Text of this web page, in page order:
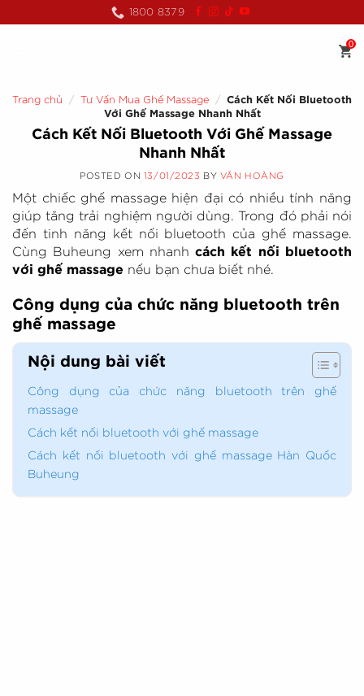
to
1800 8379
0
Trang chủ / Tư Vấn Mua Ghế Massage /
Cách Kết Nối Bluetooth
Với Ghế Massage Nhanh Nhất
Cách Kết Nối Bluetooth Với Ghế Massage
Nhanh Nhất
POSTED ON 13/01/2023 BY VĂN HOÀNG
Một chiếc ghế massage hiện đại có nhiều tính năng
giúp tăng trải nghiệm người dùng. Trong đó phải nói
đến tinh năng kết nối bluetooth của ghế massage.
Cùng Buheung xem nhanhcách kết nối bluetooth
với ghế massage nếu bạn chưa biết nhé.
Công dụng của chức năng bluetooth trên
ghế massage
Nội dung bài viết
Công dụng của chức năng bluetooth trên ghế
massage
Cách kết nối bluetooth với ghế massage
Cách kết nối bluetooth với ghế massage Hàn Quốc
Buheung